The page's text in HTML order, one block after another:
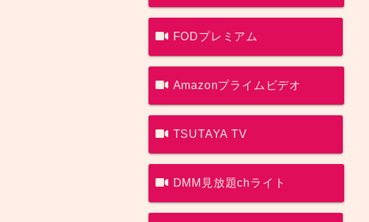
FODプレミアム
Amazonプライムビデオ
TSUTAYA TV
DMM見放題chライト